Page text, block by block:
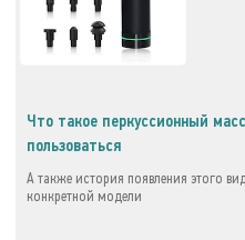
Что такое перкуссионный
пользоваться
А также история появления этого
конкретной модели